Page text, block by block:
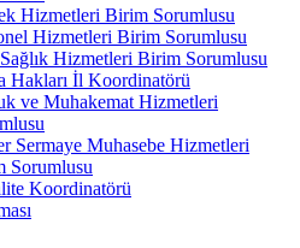
Hizmetleri Birim Sorumlusu
Hizmetleri Birim Sorumlusu
Hizmetleri Birim Sorumlusu
Hakları İl Koordinatörü
ve Muhakemat Hizmetleri
Sermaye Muhasebe Hizmetleri
Sorumlusu
Koordinatörü